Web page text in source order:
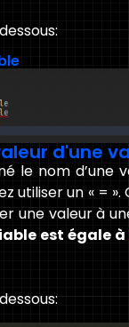
d'une
le nom d’une
utiliser un « =
une valeur à
est égale à